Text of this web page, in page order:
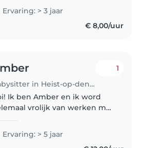
Ervaring: > 3 jaar
€ 8,00/uur
Babysitter in Heist-op-den-Berg
1
Ik ben Amber en ik word
vrolijk van werken met
jaren in een kinderdagverblijf
als jobstudente, waar ik
Ervaring: > 5 jaar